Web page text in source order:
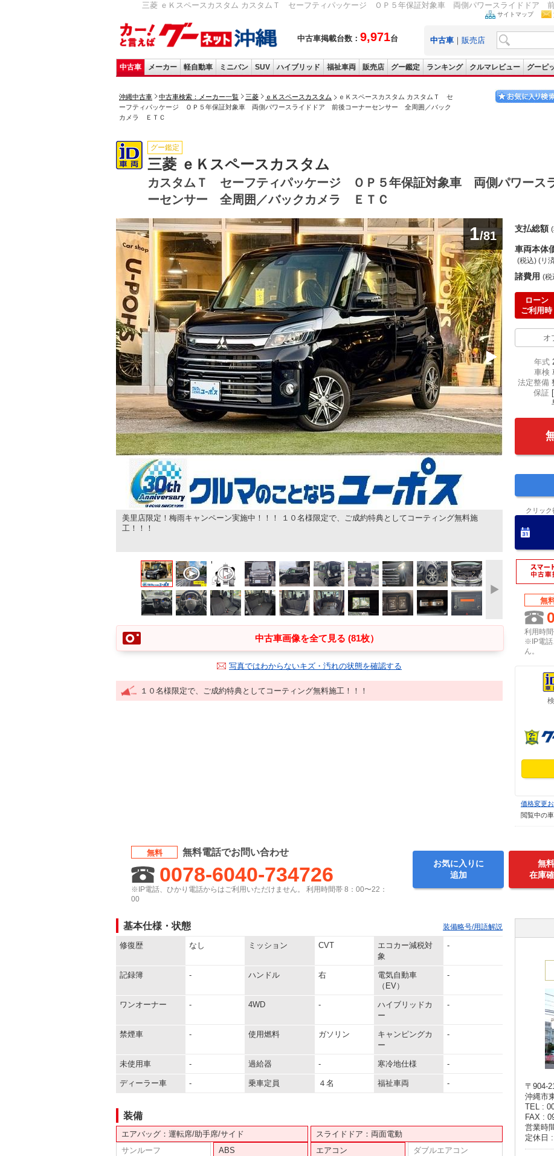
三菱 ｅＫスペースカスタム カスタムＴ セーフティパッケージ ＯＰ５年保証対象車 両側パワースライドドア
中古車掲載台数： 9,971台
サイトマップ
中古車 ｜ 販売店
中古車 メーカー 軽自動車 ミニバン SUV ハイブリッド 福祉車両 販売店 グー鑑定 ランキング クルマレビュー グーピ
沖縄中古車 中古車検索：メーカー一覧 三菱 ｅＫスペースカスタム
ｅＫスペースカスタム カスタムＴ セ
ーフティパッケージ ＯＰ５年保証対象車 両側パワースライドドア 前後コーナーセンサー 全周囲／バック
カメラ ＥＴＣ
グー鑑定
三菱 ｅＫスペースカスタム
カスタムＴ セーフティパッケージ ＯＰ５年保証対象車 両側パワース
ーセンサー 全周囲／バックカメラ ＥＴＣ
美里店限定！梅雨キャンペーン実施中！！！ １０名様限定で、ご成約特典としてコーティング無料施
工！！！
1/81
中古車画像を全て見る (81枚）
写真ではわからないキズ・汚れの状態を確認する
１０名様限定で、ご成約特典としてコーティング無料施工！！！
支払総額
車両本体
(税込) (リ
諸費用 (税
ローン
ご利用時
オ
年式
車検
法定整備
保証
クリッ
無
利用時
※IP電話
ん。
価格変更
閲覧中の
無料 無料電話でお問い合わせ
0078-6040-734726
※IP電話、ひかり電話からはご利用いただけません。 利用時間帯 8：00〜22：
00
お気に入りに
追加
無
在庫
基本仕様・状態 装備略号/用語解説
修復歴 なし ミッション CVT
エコカー減税対
象
-
記録簿 - ハンドル 右
電気自動車
（EV）
-
ワンオーナー - 4WD -
ハイブリッドカ
ー
-
禁煙車 - 使用燃料 ガソリン
キャンピングカ
ー
-
未使用車 - 過給器 - 寒冷地仕様 -
ディーラー車 - 乗車定員 ４名 福祉車両 -
装備
エアバッグ：運転席/助手席/サイド
スライドドア：両面電動
サンルーフ
ABS エアコン
ダブルエアコン
〒904-
沖縄市
TEL :
FAX :
営業時
定休日